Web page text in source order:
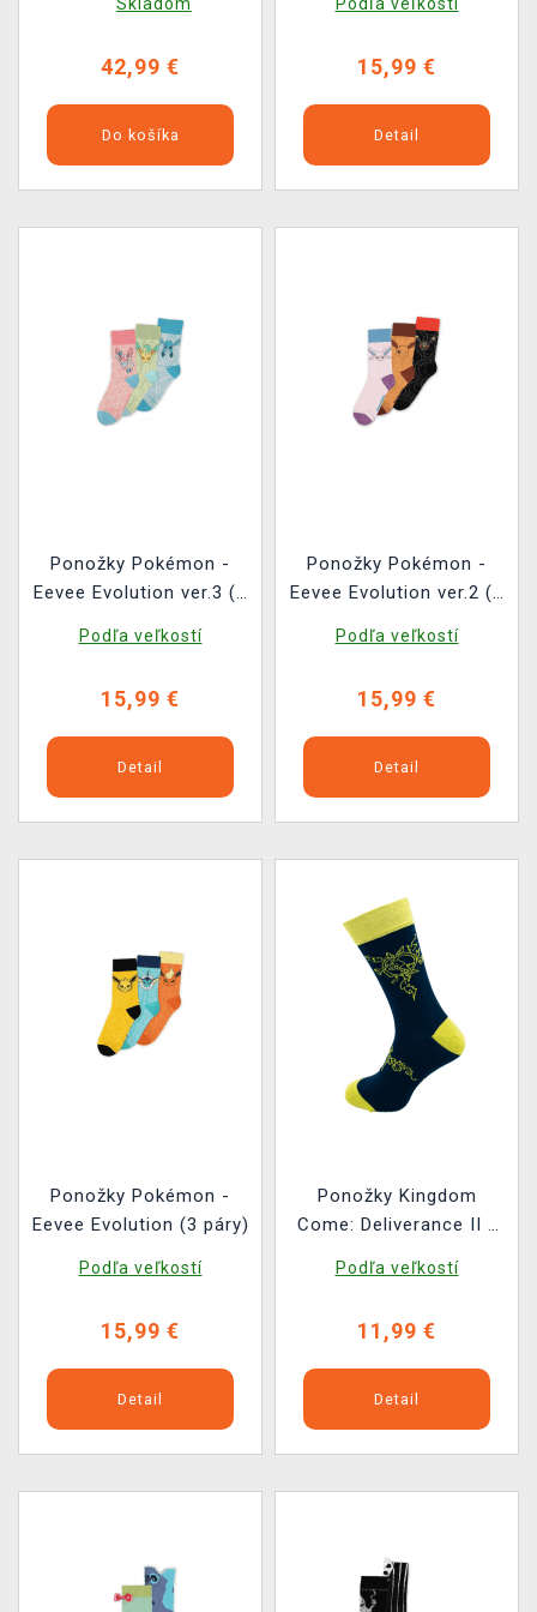
42,99 €
Do košíka
15,99 €
Detail
Ponožky Pokémon -
Eevee Evolution ver.3 (3
Podľa veľkostí
15,99 €
Detail
Ponožky Pokémon -
Eevee Evolution ver.2 (3
Podľa veľkostí
15,99 €
Detail
Ponožky Pokémon -
Eevee Evolution (3 páry)
Podľa veľkostí
15,99 €
Detail
Ponožky Kingdom
Come: Deliverance II -
Podľa veľkostí
11,99 €
Detail